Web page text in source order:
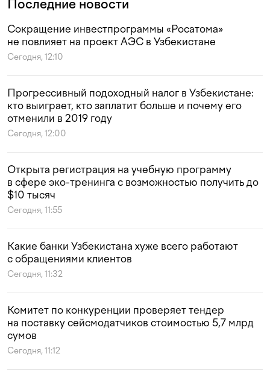
Последние новости
Сокращение инвестпрограммы «Росатома»
не повлияет на проект АЭС в Узбекистане
Сегодня, 12:10
Прогрессивный подоходный налог в Узбекистане:
кто выиграет, кто заплатит больше и почему его
отменили в 2019 году
Сегодня, 12:00
Открыта регистрация на учебную программу
в сфере эко-тренинга с возможностью получить до
$10 тысяч
Сегодня, 11:55
Какие банки Узбекистана хуже всего работают
с обращениями клиентов
Сегодня, 11:32
Комитет по конкуренции проверяет тендер
на поставку сейсмодатчиков стоимостью 5,7 млрд
сумов
Сегодня, 11:12